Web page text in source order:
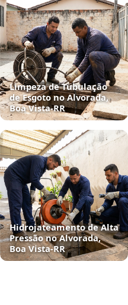
Limpeza de Tubulação
de Esgoto no Alvorada,
Boa Vista‑RR
Hidrojateamento de Alta
Pressão no Alvorada,
Boa Vista‑RR